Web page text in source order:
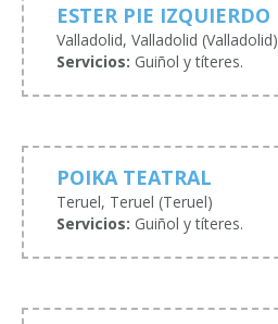
ESTER PIE IZQUIERDO
Valladolid, Valladolid (Valladolid)
Servicios: Guiñol y títeres.
POIKA TEATRAL
Teruel, Teruel (Teruel)
Servicios: Guiñol y títeres.